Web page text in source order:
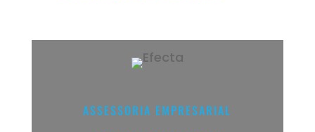
ASSESSORIA EMPRESARIAL